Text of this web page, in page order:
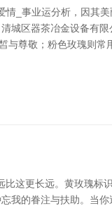
_事业运分析，因其
城区器茶冶金设备有
尊敬；粉色玫瑰则
这更长远。黄玫瑰
我的眷注与扶助。当